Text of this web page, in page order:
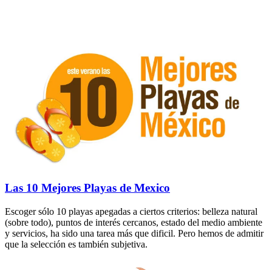
Las 10 Mejores Playas de Mexico
Escoger sólo 10 playas apegadas a ciertos criterios: belleza natural
(sobre todo), puntos de interés cercanos, estado del medio ambiente
y servicios, ha sido una tarea más que dificil. Pero hemos de admitir
que la selección es también subjetiva.